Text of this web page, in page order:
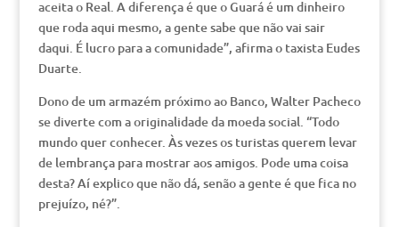
aceita o Real. A diferença é que o Guará é um dinheiro
que roda aqui mesmo, a gente sabe que não vai sair
daqui. É lucro para a comunidade”, afirma o taxista Eudes
Duarte.
Dono de um armazém próximo ao Banco, Walter Pacheco
se diverte com a originalidade da moeda social. “Todo
mundo quer conhecer. Às vezes os turistas querem levar
de lembrança para mostrar aos amigos. Pode uma coisa
desta? Aí explico que não dá, senão a gente é que fica no
prejuízo, né?”.